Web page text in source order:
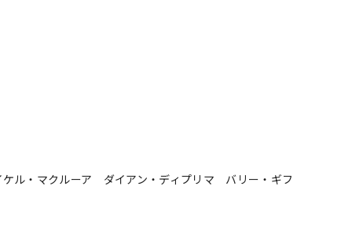
ル・マクルーア ダイアン・ディプリマ バリー・ギフ